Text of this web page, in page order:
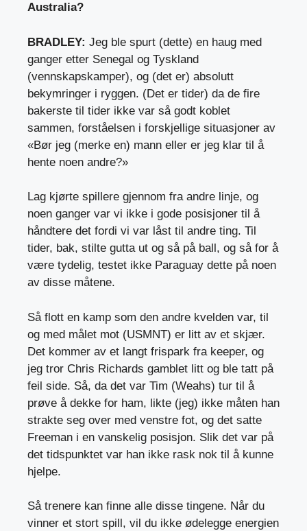
Australia?
BRADLEY: Jeg ble spurt (dette) en haug med
ganger etter Senegal og Tyskland
(vennskapskamper), og (det er) absolutt
bekymringer i ryggen. (Det er tider) da de fire
bakerste til tider ikke var så godt koblet
sammen, forståelsen i forskjellige situasjoner av
«Bør jeg (merke en) mann eller er jeg klar til å
hente noen andre?»
Lag kjørte spillere gjennom fra andre linje, og
noen ganger var vi ikke i gode posisjoner til å
håndtere det fordi vi var låst til andre ting. Til
tider, bak, stilte gutta ut og så på ball, og så for å
være tydelig, testet ikke Paraguay dette på noen
av disse måtene.
Så flott en kamp som den andre kvelden var, til
og med målet mot (USMNT) er litt av et skjær.
Det kommer av et langt frispark fra keeper, og
jeg tror Chris Richards gamblet litt og ble tatt på
feil side. Så, da det var Tim (Weahs) tur til å
prøve å dekke for ham, likte (jeg) ikke måten han
strakte seg over med venstre fot, og det satte
Freeman i en vanskelig posisjon. Slik det var på
det tidspunktet var han ikke rask nok til å kunne
hjelpe.
Så trenere kan finne alle disse tingene. Når du
vinner et stort spill, vil du ikke ødelegge energien